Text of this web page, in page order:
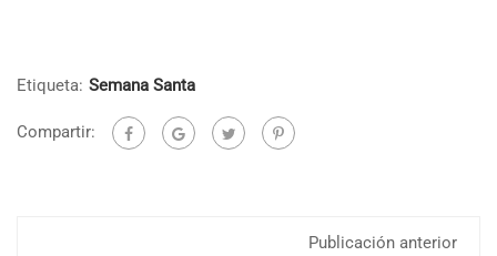
Etiqueta: Semana Santa
Compartir:
Publicación anterior